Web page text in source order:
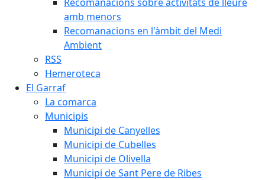
amb menors
Recomanacions en l'àmbit del Medi
Ambient
RSS
Hemeroteca
El Garraf
La comarca
Municipis
Municipi de Canyelles
Municipi de Cubelles
Municipi de Olivella
Municipi de Sant Pere de Ribes